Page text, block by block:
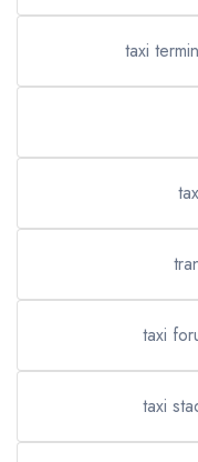
taxi
taxi
taxi